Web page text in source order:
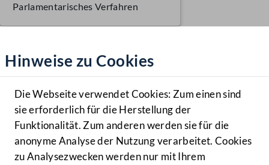
Hilfe
Benutzer
Navigationsmenü öffnen
MENÜ
Hinweise zu Cookies
Die Webseite verwendet Cookies: Zum einen sind
sie erforderlich für die Herstellung der
Funktionalität. Zum anderen werden sie für die
anonyme Analyse der Nutzung verarbeitet. Cookies
zu Analysezwecken werden nur mit Ihrem
Parlamentarisches Verfahren